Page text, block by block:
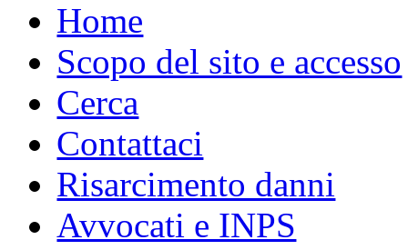
Home
Scopo del sito e accesso
Cerca
Contattaci
Risarcimento danni
Avvocati e INPS